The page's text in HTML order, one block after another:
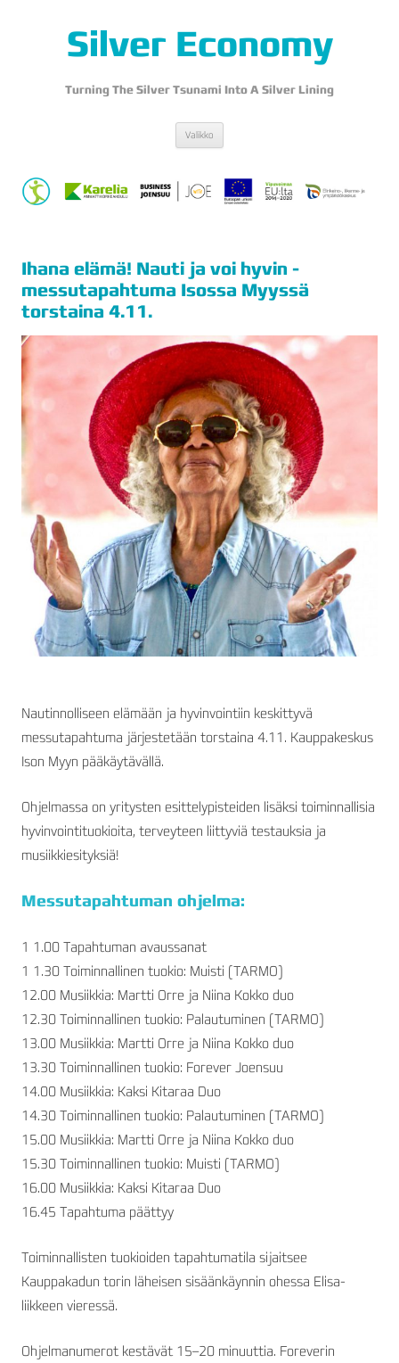
Silver Economy
Turning The Silver Tsunami Into A Silver Lining
Valikko
Ihana elämä! Nauti ja voi hyvin -
messutapahtuma Isossa Myyssä
torstaina 4.11.
Nautinnolliseen elämään ja hyvinvointiin keskittyvä
messutapahtuma järjestetään torstaina 4.11. Kauppakeskus
Ison Myyn pääkäytävällä.
Ohjelmassa on yritysten esittelypisteiden lisäksi toiminnallisia
hyvinvointituokioita, terveyteen liittyviä testauksia ja
musiikkiesityksiä!
Messutapahtuman ohjelma:
1 1.00 Tapahtuman avaussanat
1 1.30 Toiminnallinen tuokio: Muisti (TARMO)
12.00 Musiikkia: Martti Orre ja Niina Kokko duo
12.30 Toiminnallinen tuokio: Palautuminen (TARMO)
13.00 Musiikkia: Martti Orre ja Niina Kokko duo
13.30 Toiminnallinen tuokio: Forever Joensuu
14.00 Musiikkia: Kaksi Kitaraa Duo
14.30 Toiminnallinen tuokio: Palautuminen (TARMO)
15.00 Musiikkia: Martti Orre ja Niina Kokko duo
15.30 Toiminnallinen tuokio: Muisti (TARMO)
16.00 Musiikkia: Kaksi Kitaraa Duo
16.45 Tapahtuma päättyy
Toiminnallisten tuokioiden tapahtumatila sijaitsee
Kauppakadun torin läheisen sisäänkäynnin ohessa Elisa-
liikkeen vieressä.
Ohjelmanumerot kestävät 15–20 minuuttia. Foreverin